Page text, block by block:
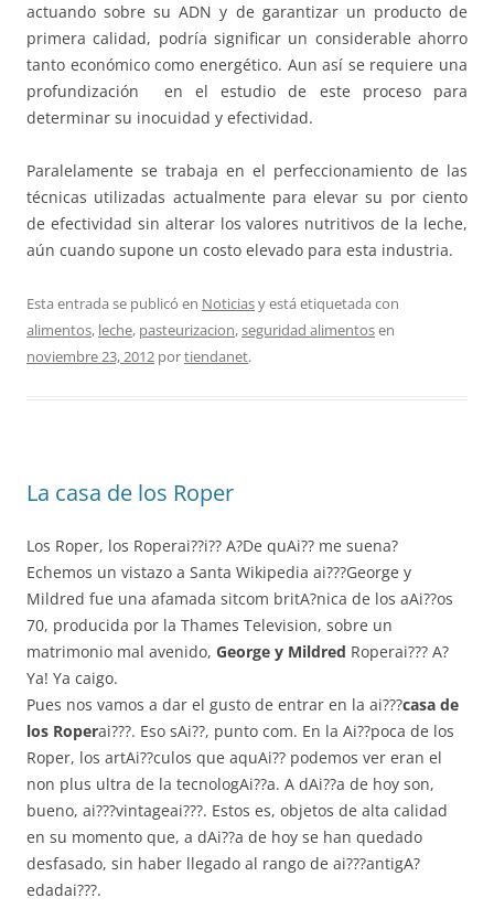
actuando sobre su ADN y de garantizar un producto de
primera calidad, podría significar un considerable ahorro
tanto económico como energético. Aun así se requiere una
profundización en el estudio de este proceso para
determinar su inocuidad y efectividad.
Paralelamente se trabaja en el perfeccionamiento de las
técnicas utilizadas actualmente para elevar su por ciento
de efectividad sin alterar los valores nutritivos de la leche,
aún cuando supone un costo elevado para esta industria.
Esta entrada se publicó en Noticiasy está etiquetada con
alimentos, leche, pasteurizacion,seguridad alimentosen
noviembre 23, 2012 portiendanet.
La casa de los Roper
Los Roper, los Roperai??i?? A?De quAi?? me suena?
Echemos un vistazo a Santa Wikipedia ai???George y
Mildred fue una afamada sitcom britA?nica de los aAi??os
70, producida por la Thames Television, sobre un
matrimonio mal avenido, George y Mildred Roperai??? A?
Ya! Ya caigo.
Pues nos vamos a dar el gusto de entrar en la ai???casa de
los Roperai???. Eso sAi??, punto com. En la Ai??poca de los
Roper, los artAi??culos que aquAi?? podemos ver eran el
non plus ultra de la tecnologAi??a. A dAi??a de hoy son,
bueno, ai???vintageai???. Estos es, objetos de alta calidad
en su momento que, a dAi??a de hoy se han quedado
desfasado, sin haber llegado al rango de ai???antigA?
edadai???.